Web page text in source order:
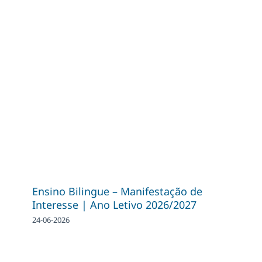
Ensino Bilingue – Manifestação de
Interesse | Ano Letivo 2026/2027
24-06-2026